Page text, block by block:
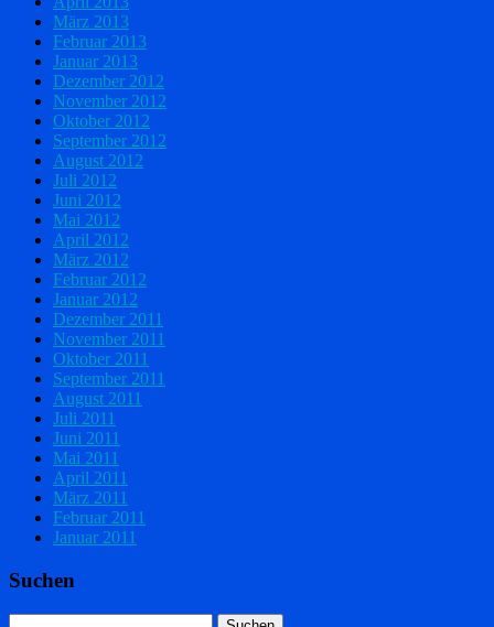
März 2013
Februar 2013
Januar 2013
Dezember 2012
November 2012
Oktober 2012
September 2012
August 2012
Juli 2012
Juni 2012
Mai 2012
April 2012
März 2012
Februar 2012
Januar 2012
Dezember 2011
November 2011
Oktober 2011
September 2011
August 2011
Juli 2011
Juni 2011
Mai 2011
April 2011
März 2011
Februar 2011
Januar 2011
Suchen